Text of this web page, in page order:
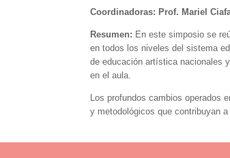
Coordinadoras: Prof. Mariel
Resumen: En este simposio se
en todos los niveles del sistema
de educación artística nacionales
en el aula.
Los profundos cambios operados
y metodológicos que contribuyan